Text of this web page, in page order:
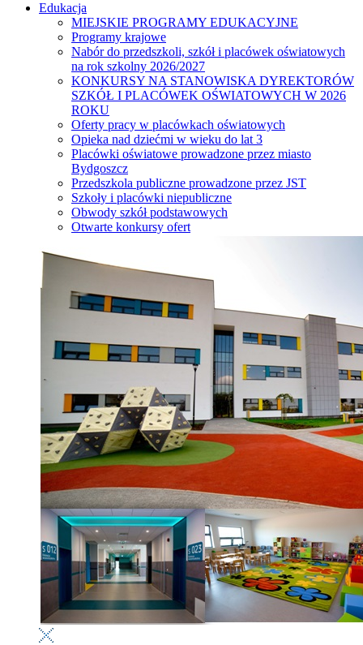
Edukacja
MIEJSKIE PROGRAMY EDUKACYJNE
Programy krajowe
Nabór do przedszkoli, szkół i placówek oświatowych
na rok szkolny 2026/2027
KONKURSY NA STANOWISKA DYREKTORÓW
SZKÓŁ I PLACÓWEK OŚWIATOWYCH W 2026
ROKU
Oferty pracy w placówkach oświatowych
Opieka nad dziećmi w wieku do lat 3
Placówki oświatowe prowadzone przez miasto
Bydgoszcz
Przedszkola publiczne prowadzone przez JST
Szkoły i placówki niepubliczne
Obwody szkół podstawowych
Otwarte konkursy ofert